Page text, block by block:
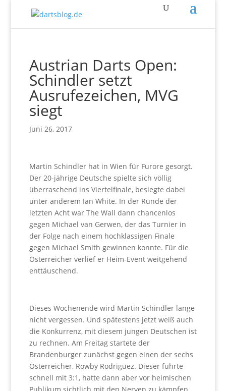
Austrian Darts Open:
Schindler setzt
Ausrufezeichen, MVG
siegt
Juni 26, 2017
Martin Schindler hat in Wien für Furore gesorgt.
Der 20-jährige Deutsche spielte sich völlig
überraschend ins Viertelfinale, besiegte dabei
unter anderem Ian White. In der Runde der
letzten Acht war The Wall dann chancenlos
gegen Michael van Gerwen, der das Turnier in
der Folge nach einem hochklassigen Finale
gegen Michael Smith gewinnen konnte. Für die
Österreicher verlief er Heim-Event weitgehend
enttäuschend.
Dieses Wochenende wird Martin Schindler lange
nicht vergessen. Und spätestens jetzt weiß auch
die Konkurrenz, mit diesem jungen Deutschen ist
zu rechnen. Am Freitag startete der
Brandenburger zunächst gegen einen der sechs
Österreicher, Rowby Rodriguez. Dieser führte
schnell mit 3:1, hatte dann aber vor heimischen